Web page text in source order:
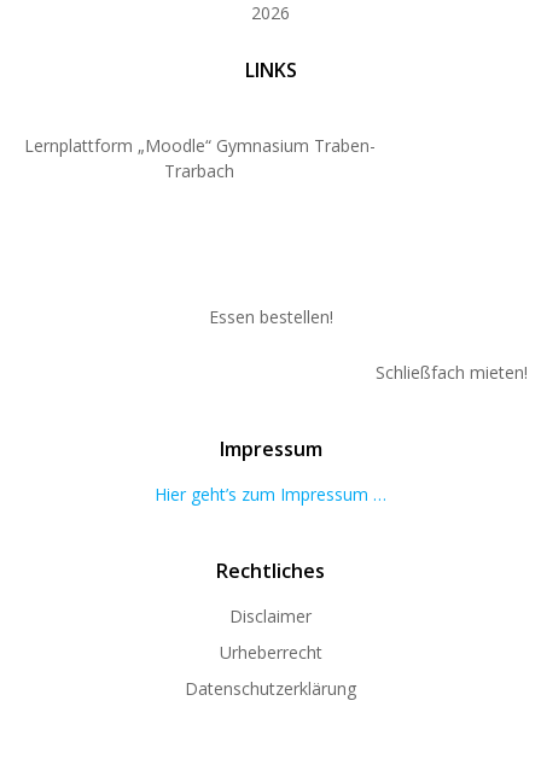
2026
LINKS
Lernplattform „Moodle“ Gymnasium Traben-
Trarbach
Essen bestellen!
Schließfach mieten!
Impressum
Hier geht’s zum Impressum …
Rechtliches
Disclaimer
Urheberrecht
Datenschutzerklärung